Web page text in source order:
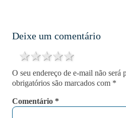
Deixe um comentário
4 stars
3 stars
2 stars
1 star
O seu endereço de e-mail não será
obrigatórios são marcados com *
Comentário *